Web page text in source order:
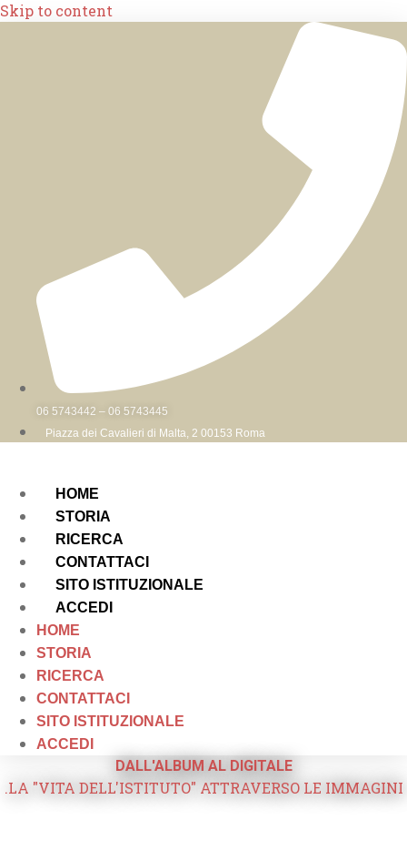
Skip to content
06 5743442 – 06 5743445
Piazza dei Cavalieri di Malta, 2 00153 Roma
HOME
STORIA
RICERCA
CONTATTACI
SITO ISTITUZIONALE
ACCEDI
HOME
STORIA
RICERCA
CONTATTACI
SITO ISTITUZIONALE
ACCEDI
DALL'ALBUM AL DIGITALE
.LA "VITA DELL'ISTITUTO" ATTRAVERSO LE IMMAGINI